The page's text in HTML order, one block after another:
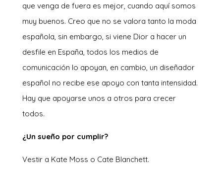
que venga de fuera es mejor, cuando aquí somos
muy buenos. Creo que no se valora tanto la moda
española, sin embargo, si viene Dior a hacer un
desfile en España, todos los medios de
comunicación lo apoyan, en cambio, un diseñador
español no recibe ese apoyo con tanta intensidad.
Hay que apoyarse unos a otros para crecer
todos.
¿Un sueño por cumplir?
Vestir a Kate Moss o Cate Blanchett.